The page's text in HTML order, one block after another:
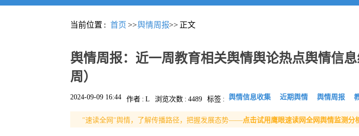
当前位置 : 首页 >>舆情周报>> 正文
舆情周报：近一周教育相关舆情舆论热点舆情信
周）
2024-09-09 16:44 作者 : L 浏览次数 : 4489 标签 : 舆情周报
近期舆情
舆情信息收集
"速读全网"舆情，了解传播路径，把握发展态势——点击试用鹰眼速读网全网舆情监测分